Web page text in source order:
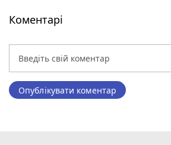
Коментарі
Опублікувати коментар